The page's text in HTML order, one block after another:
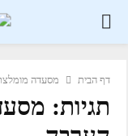
PRIMARY
דף הבית מסעדה
תגיות: